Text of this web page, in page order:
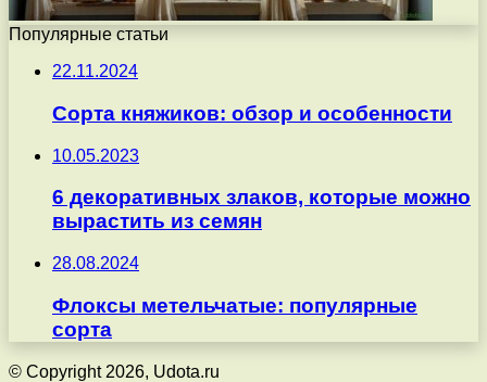
Популярные статьи
22.11.2024
Сорта княжиков: обзор и особенности
10.05.2023
6 декоративных злаков, которые можно
вырастить из семян
28.08.2024
Флоксы метельчатые: популярные
сорта
© Copyright 2026, Udota.ru